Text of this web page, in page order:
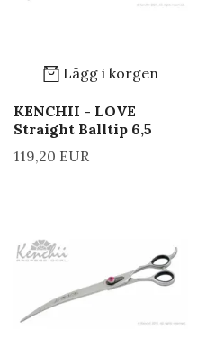
Lägg i korgen
KENCHII - LOVE
Straight Balltip 6,5
119,20 EUR